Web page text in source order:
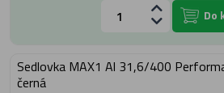
Do
Sedlovka MAX1 Al 31,6/400
černá